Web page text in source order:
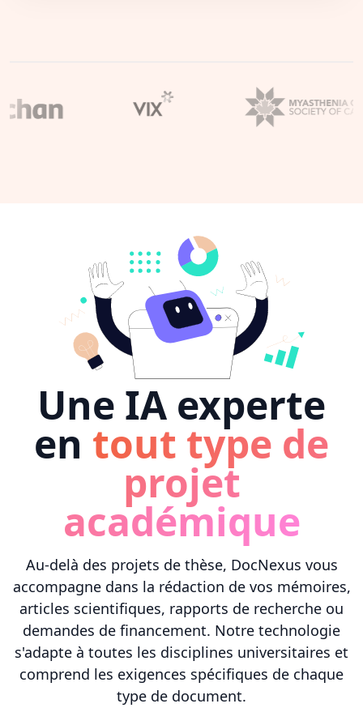
Une IA experte
en tout type de
projet
académique
Au-delà des projets de thèse, DocNexus vous
accompagne dans la rédaction de vos mémoires,
articles scientifiques, rapports de recherche ou
demandes de financement. Notre technologie
s'adapte à toutes les disciplines universitaires et
comprend les exigences spécifiques de chaque
type de document.